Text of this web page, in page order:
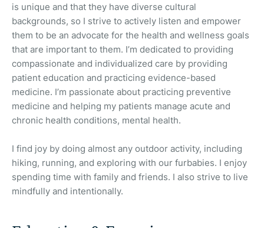
is unique and that they have diverse cultural
backgrounds, so I strive to actively listen and empower
them to be an advocate for the health and wellness goals
that are important to them. I’m dedicated to providing
compassionate and individualized care by providing
patient education and practicing evidence-based
medicine. I’m passionate about practicing preventive
medicine and helping my patients manage acute and
chronic health conditions, mental health.
I find joy by doing almost any outdoor activity, including
hiking, running, and exploring with our furbabies. I enjoy
spending time with family and friends. I also strive to live
mindfully and intentionally.